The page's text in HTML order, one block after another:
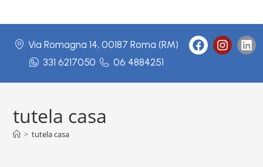
Via Romagna 14, 00187 Roma (RM)
331 6217050
06 4884251
tutela casa
> tutela casa